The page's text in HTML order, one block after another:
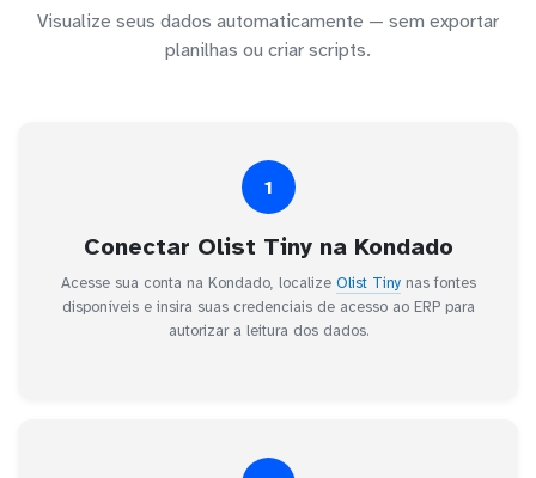
Visualize seus dados automaticamente — sem exportar
planilhas ou criar scripts.
1
Conectar Olist Tiny na Kondado
Acesse sua conta na Kondado, localize Olist Tinynas fontes
disponíveis e insira suas credenciais de acesso ao ERP para
autorizar a leitura dos dados.